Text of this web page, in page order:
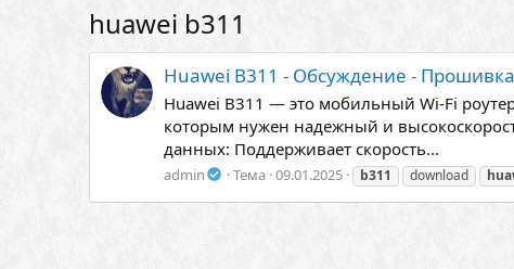
huawei b311
Huawei B311 - Обсуждение - Прошивка
Huawei B311 — это мобильный Wi-Fi
которым нужен надежный и
данных: Поддерживает скорость...
admin Тема 09.01.2025 b311 download